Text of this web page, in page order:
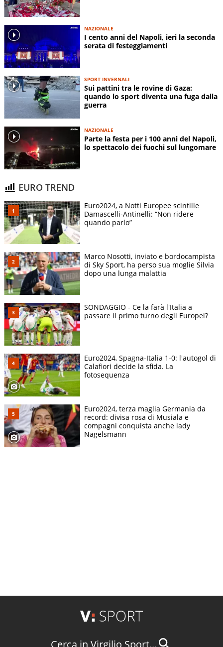
NAZIONALE
I cento anni del Napoli, ieri la seconda
serata di festeggiamenti
SPORT INVERNALI
Sui pattini tra le rovine di Gaza:
quando lo sport diventa una fuga dalla
guerra
NAZIONALE
Parte la festa per i 100 anni del Napoli,
lo spettacolo dei fuochi sul lungomare
EURO TREND
Euro2024, a Notti Europee scintille
Damascelli-Antinelli: “Non ridere
quando parlo”
Marco Nosotti, inviato e bordocampista
di Sky Sport, ha perso sua moglie Silvia
dopo una lunga malattia
SONDAGGIO - Ce la farà l'Italia a
passare il primo turno degli Europei?
Euro2024, Spagna-Italia 1-0: l'autogol di
Calafiori decide la sfida. La
fotosequenza
Euro2024, terza maglia Germania da
record: divisa rosa di Musiala e
compagni conquista anche lady
Nagelsmann
Cerca in Virgilio Sport...